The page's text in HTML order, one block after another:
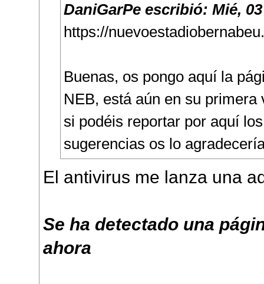
DaniGarPeescribió: Mié,
https://
Buenas, os pongo aquí la
NEB, está aún en su primera
si podéis reportar por aquí
sugerencias os lo
El antivirus me lanza una
Se ha detectado una
ahora